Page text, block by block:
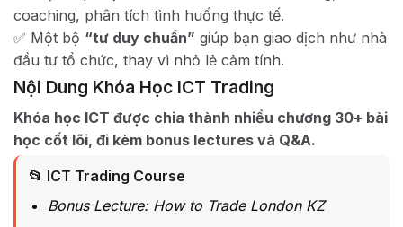
coaching, phân tích tình huống thực tế.
✅ Một bộ “tư duy chuẩn” giúp bạn giao dịch như nhà
đầu tư tổ chức, thay vì nhỏ lẻ cảm tính.
Nội Dung Khóa Học ICT Trading
Khóa học ICT được chia thành nhiều chương 30+ bài
học cốt lõi, đi kèm bonus lectures và Q&A.
📂 ICT Trading Course
Bonus Lecture: How to Trade London KZ